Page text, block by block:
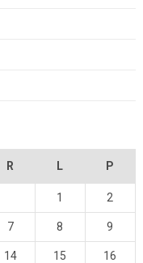
R L P
1 2
7 8 9
14 15 16